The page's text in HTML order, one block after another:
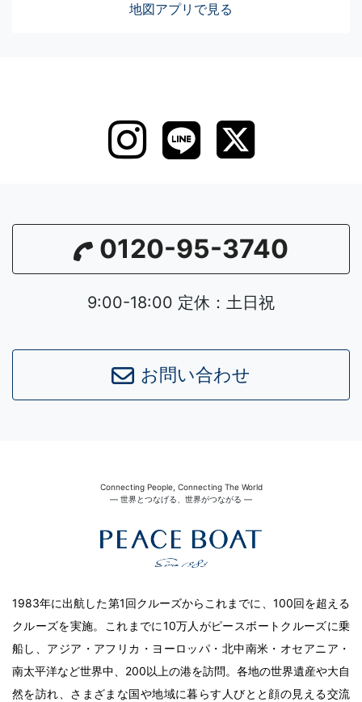
Leaflet|©OpenStreetMapcontributors
地図アプリで見る
0120-95-3740
9:00-18:00 定休：土日祝
お問い合わせ
Connecting People, Connecting The World
― 世界とつなげる、世界がつながる ―
1983年に出航した第1回クルーズからこれまでに、100回を超える
クルーズを実施。これまでに10万人がピースボートクルーズに乗
船し、アジア・アフリカ・ヨーロッパ・北中南米・オセアニア・
南太平洋など世界中、200以上の港を訪問。各地の世界遺産や大自
然を訪れ、さまざまな国や地域に暮らす人びとと顔の見える交流